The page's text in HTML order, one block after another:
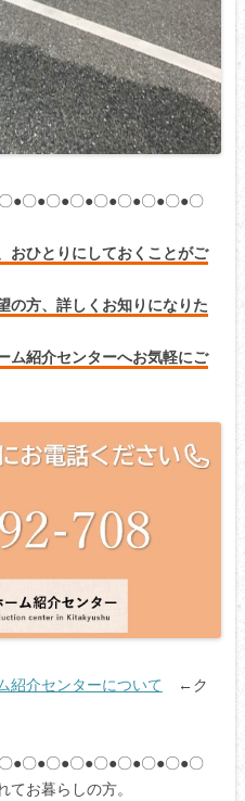
●〇●〇●〇●〇●〇●〇●〇●〇
おひとりにしておくことがご
の方、詳しくお知りになりた
ム紹介センターへお気軽にご
紹介センターについて ←ク
●〇●〇●〇●〇●〇●〇●〇●〇
お暮らしの方。